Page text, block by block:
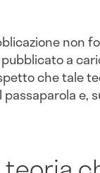
non
a
che tale
e,